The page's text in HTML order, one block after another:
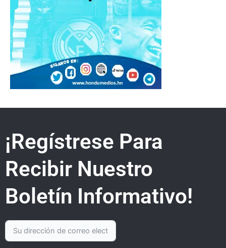
¡Regístrese Para
Recibir Nuestro
Boletín Informativo!